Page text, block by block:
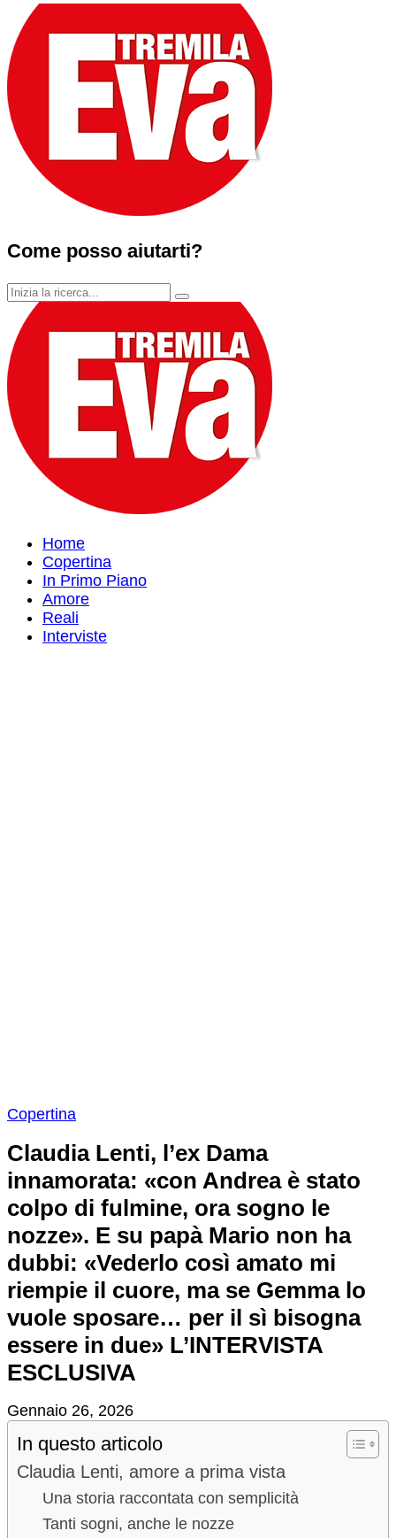
Come posso aiutarti?
Home
Copertina
In Primo Piano
Amore
Reali
Interviste
Copertina
Claudia Lenti, l’ex Dama
innamorata: «con Andrea è stato
colpo di fulmine, ora sogno le
nozze». E su papà Mario non ha
dubbi: «Vederlo così amato mi
riempie il cuore, ma se Gemma lo
vuole sposare… per il sì bisogna
essere in due» L’INTERVISTA
ESCLUSIVA
Gennaio 26, 2026
In questo articolo
Claudia Lenti, amore a prima vista
Una storia raccontata con semplicità
Tanti sogni, anche le nozze